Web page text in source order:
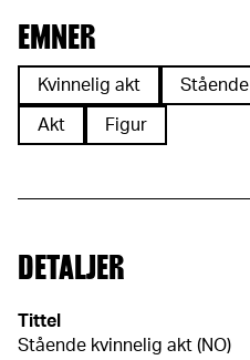
EMNER
Kvinnelig akt Stående
Akt Figur
DETALJER
Tittel
Stående kvinnelig akt (NO)